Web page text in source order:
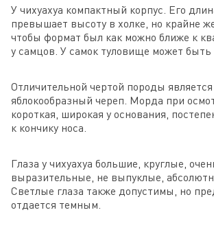
У чихуахуа компактный корпус. Его
превышает высоту в холке, но крайне
чтобы формат был как можно ближе к
у самцов. У самок туловище может быть
Отличительной чертой породы является
яблокообразный череп. Морда при
короткая, широкая у основания,
к кончику носа.
Глаза у чихуахуа большие, круглые,
выразительные, не выпуклые,
Светлые глаза также допустимы, но
отдается темным.